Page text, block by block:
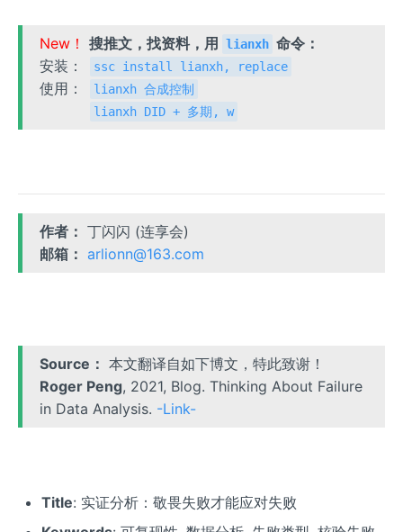
New！ 搜推文，找资料，用 lianxh 命令：
安装：
ssc install lianxh, replace
使用：
lianxh 合成控制
lianxh DID + 多期, w
作者： 丁闪闪 (连享会)
邮箱： arlionn@163.com
Source： 本文翻译自如下博文，特此致谢！
Roger Peng, 2021, Blog. Thinking About Failure
in Data Analysis. -Link-
Title: 实证分析：敬畏失败才能应对失败